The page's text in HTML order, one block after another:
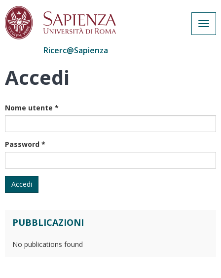
Salta
Ricerc@Sapienza
Accedi
Nome utente *
Password *
Accedi
PUBBLICAZIONI
No publications found